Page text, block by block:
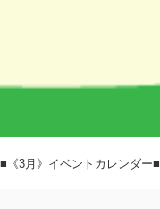
■《3月》イベントカレンダー■